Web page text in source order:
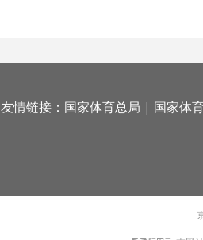
友情链接： 国家体育总局 | 国家体